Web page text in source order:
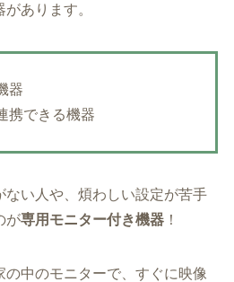
あります。
器
携できる機器
ない人や、煩わしい設定が苦手
が専用モニター付き機器！
中のモニターで、すぐに映像